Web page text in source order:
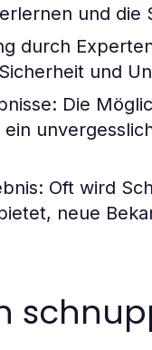
und die
durch
und
Die
Oft wird
neue